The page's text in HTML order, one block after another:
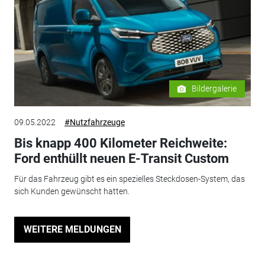
Bildergalerie
09.05.2022 #Nutzfahrzeuge
Bis knapp 400 Kilometer Reichweite:
Ford enthüllt neuen E-Transit Custom
Für das Fahrzeug gibt es ein spezielles Steckdosen-System, das
sich Kunden gewünscht hatten.
WEITERE MELDUNGEN